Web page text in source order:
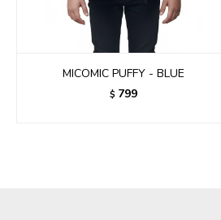
MICOMIC PUFFY - BLUE
$ 799